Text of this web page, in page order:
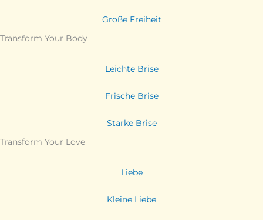
Große Freiheit
Transform Your Body
Leichte Brise
Frische Brise
Starke Brise
Transform Your Love
Liebe
Kleine Liebe